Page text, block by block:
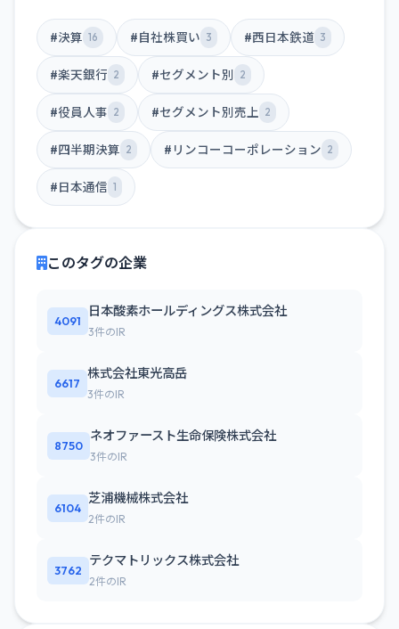
#決算 16 #自社株買い 3 #西日本鉄道 3
#楽天銀行 2 #セグメント別 2
#役員人事 2 #セグメント別売上 2
#四半期決算 2 #リンコーコーポレーション 2
#日本通信 1
このタグの企業
4091
日本酸素ホールディングス株式会社
3件のIR
6617
株式会社東光高岳
3件のIR
8750
ネオファースト生命保険株式会社
3件のIR
6104
芝浦機械株式会社
2件のIR
3762
テクマトリックス株式会社
2件のIR